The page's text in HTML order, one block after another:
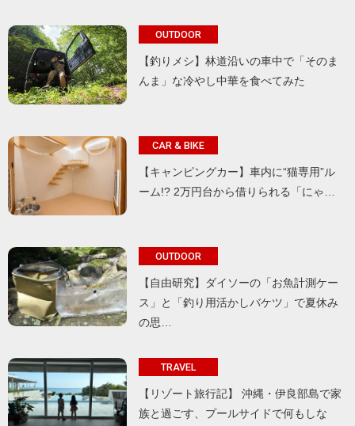
OUTDOOR
【釣りメシ】林道沿いの車中で「そのま
んま」な冷やし中華を食べてみた
CAR & BIKE
【キャンピングカー】車内に“猫専用”ル
ーム!? 2万円台から借りられる「にゃ…
OUTDOOR
【自由研究】ダイソーの「お魚計測ケー
ス」と「釣り用活かしバケツ」で夏休み
の思…
TRAVEL
【リゾート旅行記】 沖縄・伊良部島で家
族と過ごす、プールサイドで何もしな